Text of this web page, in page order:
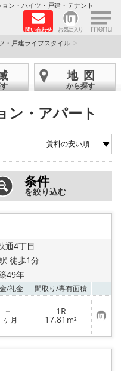
ン・ハイツ・戸建・テナント
問い合わせ お気に入り ×
・戸建ライフスタイル
地図
から探す
ン・アパート
条件
を絞り込む
通4丁目
徒歩1分
49年
/礼金 間取り/専有面積
－
ヶ月
1R
17.81 m² お
気
に
り